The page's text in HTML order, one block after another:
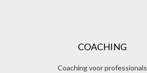
COACHING
Coaching voor professionals